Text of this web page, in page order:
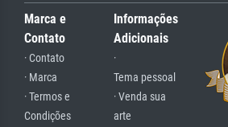
Marca e
Contato
· Contato
· Marca
· Termos e
Condições
Informações
Adicionais
·
Tema pessoal
· Venda sua
arte